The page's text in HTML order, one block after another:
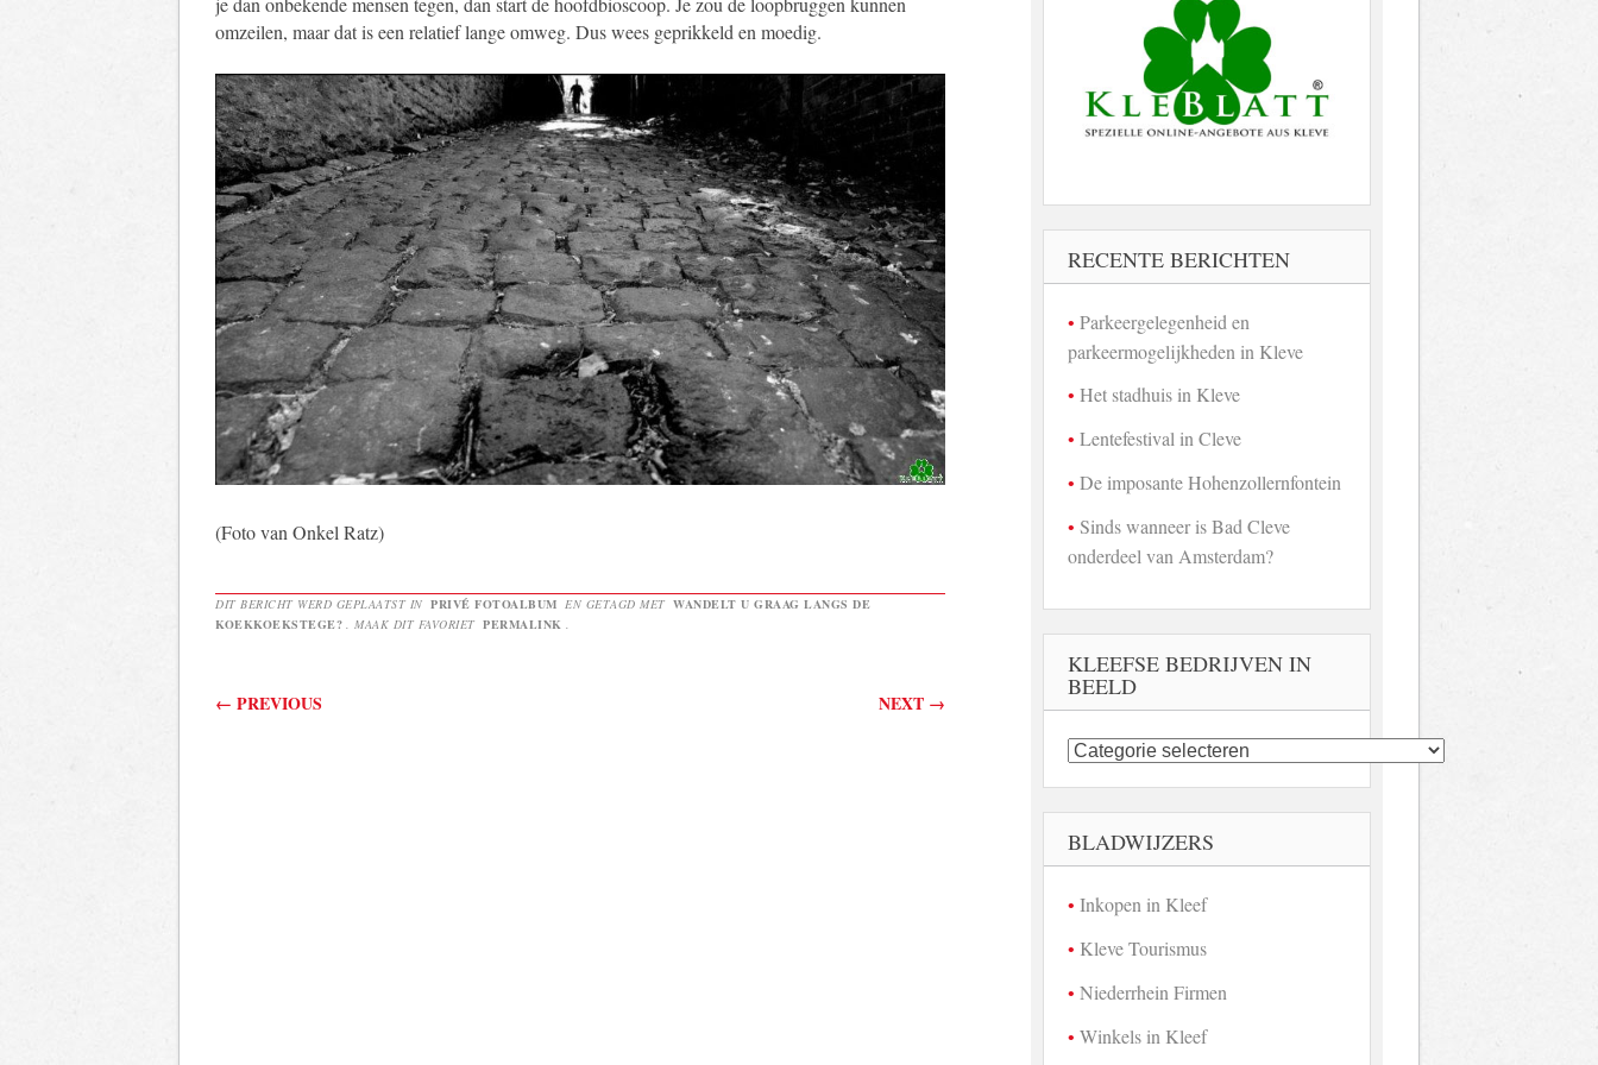
omzeilen, maar dat is een relatief lange omweg. Dus wees geprikkeld en moedig.
(Foto van Onkel Ratz)
DIT BERICHT WERD GEPLAATST IN PRIVÉ FOTOALBUM EN GETAGD MET WANDELT U GRAAG LANGS DE
KOEKKOEKSTEGE? . MAAK DIT FAVORIET PERMALINK .
Berichtnavigatie
← PREVIOUS NEXT →
RECENTE BERICHTEN
Parkeergelegenheid en
parkeermogelijkheden in Kleve
Het stadhuis in Kleve
Lentefestival in Cleve
De imposante Hohenzollernfontein
Sinds wanneer is Bad Cleve
onderdeel van Amsterdam?
KLEEFSE BEDRIJVEN IN
BEELD
Kleefse
bedrijven
beeld
BLADWIJZERS
Inkopen in Kleef
Kleve Tourismus
Niederrhein Firmen
Winkels in Kleef